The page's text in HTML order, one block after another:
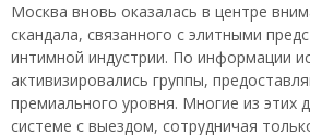
Москва вновь оказалась в центре
скандала, связанного с элитными
интимной индустрии. По информации
активизировались группы,
премиального уровня. Многие из этих
системе с выездом, сотрудничая